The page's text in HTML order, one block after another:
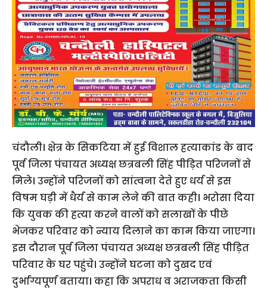
चंदौली। क्षेत्र के सिकटिया में हुई विशाल हत्याकांड के बाद
पूर्व जिला पंचायत अध्यक्ष छत्रबली सिंह पीड़ित परिजनों से
मिले। उन्होंने परिजनों को सांत्वना देते हुए धर्य से इस
विषम घड़ी में धैर्य से काम लेने की बात कही। भरोसा दिया
कि युवक की हत्या करने वालों को सलाखों के पीछे
भेजकर परिवार को न्याय दिलाने का काम किया जाएगा।
इस दौरान पूर्व जिला पंचायत अध्यक्ष छत्रबली सिंह पीड़ित
परिवार के घर पहुंचे। उन्होंने घटना को दुखद एवं
दुर्भाग्यपूर्ण बताया। कहा कि अपराध व अराजकता किसी